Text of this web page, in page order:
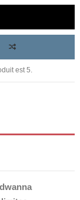
est 5.